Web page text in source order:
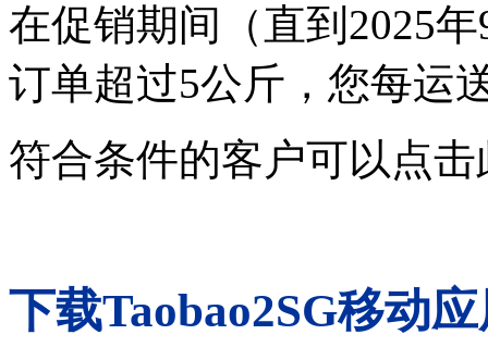
在促销期间（直到2025
订单超过5公斤，您每运
符合条件的客户可以点
下载Taobao2SG移动